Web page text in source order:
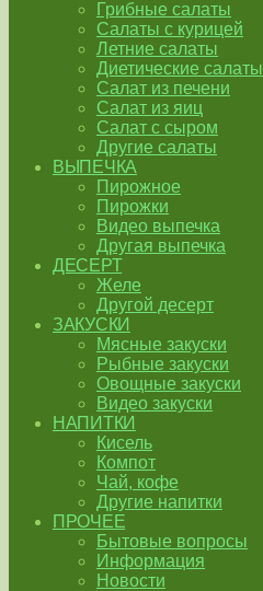
Грибные салаты
Салаты с курицей
Летние салаты
Диетические салаты
Салат из печени
Салат из яиц
Салат с сыром
Другие салаты
ВЫПЕЧКА
Пирожное
Пирожки
Видео выпечка
Другая выпечка
ДЕСЕРТ
Желе
Другой десерт
ЗАКУСКИ
Мясные закуски
Рыбные закуски
Овощные закуски
Видео закуски
НАПИТКИ
Кисель
Компот
Чай, кофе
Другие напитки
ПРОЧЕЕ
Бытовые вопросы
Информация
Новости